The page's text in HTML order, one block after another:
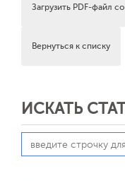
Загрузить PDF-файл
Вернуться к списку
ИСКАТЬ